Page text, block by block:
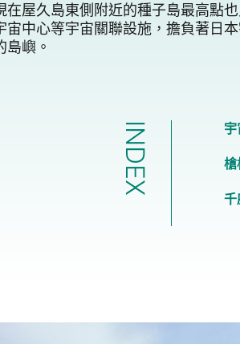
在屋久島東側附近的種子島最高點
宙中心等宇宙關聯設施，擔負著日
島嶼。
INDEX 槍
千